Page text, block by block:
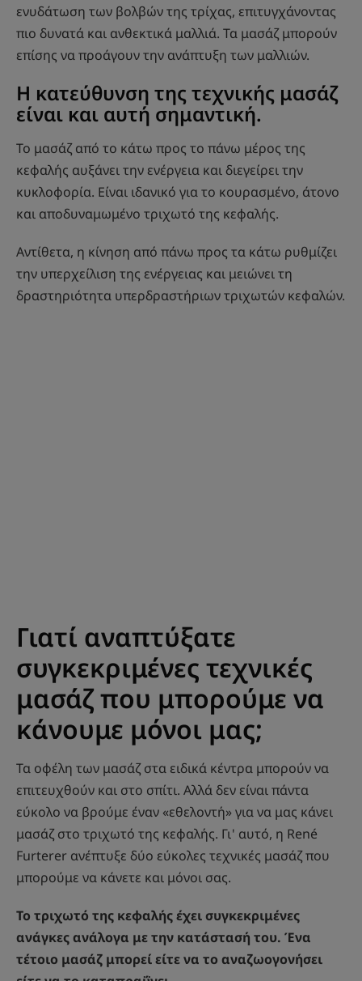
ενυδάτωση των βολβών της τρίχας, επιτυγχάνοντας
πιο δυνατά και ανθεκτικά μαλλιά. Τα μασάζ μπορούν
επίσης να προάγουν την ανάπτυξη των μαλλιών.
Η κατεύθυνση της τεχνικής μασάζ
είναι και αυτή σημαντική.
Το μασάζ από το κάτω προς το πάνω μέρος της
κεφαλής αυξάνει την ενέργεια και διεγείρει την
κυκλοφορία. Είναι ιδανικό για το κουρασμένο, άτονο
και αποδυναμωμένο τριχωτό της κεφαλής.
Αντίθετα, η κίνηση από πάνω προς τα κάτω ρυθμίζει
την υπερχείλιση της ενέργειας και μειώνει τη
δραστηριότητα υπερδραστήριων τριχωτών κεφαλών.
Γιατί αναπτύξατε
συγκεκριμένες τεχνικές
μασάζ που μπορούμε να
κάνουμε μόνοι μας;
Τα οφέλη των μασάζ στα ειδικά κέντρα μπορούν να
επιτευχθούν και στο σπίτι. Αλλά δεν είναι πάντα
εύκολο να βρούμε έναν «εθελοντή» για να μας κάνει
μασάζ στο τριχωτό της κεφαλής. Γι' αυτό, η René
Furterer ανέπτυξε δύο εύκολες τεχνικές μασάζ που
μπορούμε να κάνετε και μόνοι σας.
Το τριχωτό της κεφαλής έχει συγκεκριμένες
ανάγκες ανάλογα με την κατάστασή του. Ένα
τέτοιο μασάζ μπορεί είτε να το αναζωογονήσει